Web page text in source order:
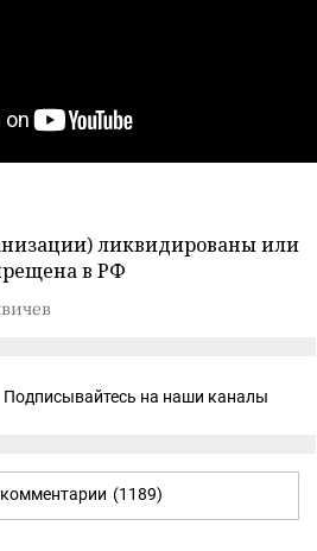
ликвидированы или
в РФ
Подписывайтесь на наши каналы
(1189)